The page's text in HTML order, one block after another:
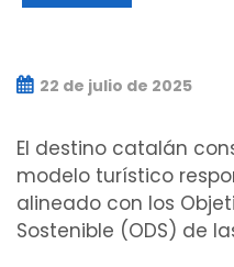
22 de julio de 2025
El destino catalán
modelo turístico
alineado con los
Sostenible (ODS) de